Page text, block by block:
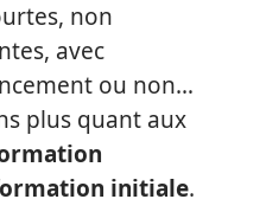
non
avec
ou non…
plus quant aux
initiale.